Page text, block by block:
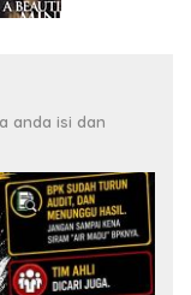
anda isi dan